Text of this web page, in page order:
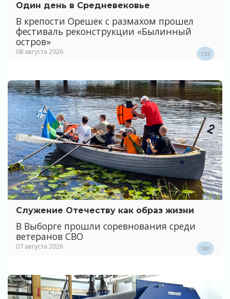
Один день в Средневековье
В крепости Орешек с размахом прошел
фестиваль реконструкции «Былинный
остров»
08 августа 2026 153
Служение Отечеству как образ жизни
В Выборге прошли соревнования среди
ветеранов СВО
07 августа 2026 180